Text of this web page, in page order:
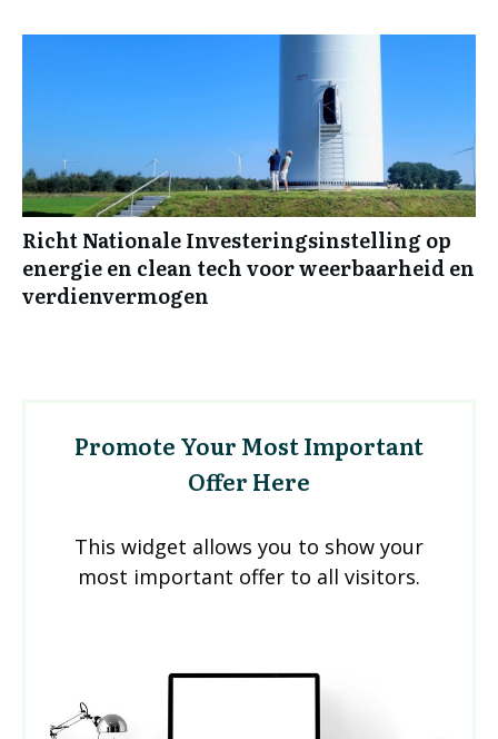
Richt Nationale Investeringsinstelling op
energie en clean tech voor weerbaarheid en
verdienvermogen
Promote Your Most Important
Offer Here
This widget allows you to show your
most important offer to all visitors.